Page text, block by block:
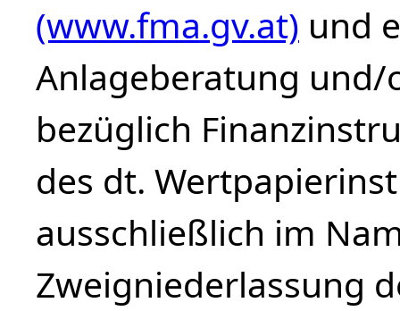
(www.fma.gv.at) und
Anlageberatung
bezüglich
des dt.
ausschließlich im
Zweigniederlassung